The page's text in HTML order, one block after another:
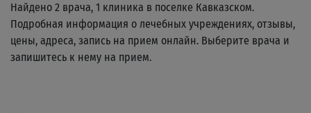
Найдено 2 врача, 1 клиника в поселке Кавказском.
Подробная информация о лечебных учреждениях, отзывы,
цены, адреса, запись на прием онлайн. Выберите врача и
запишитесь к нему на прием.